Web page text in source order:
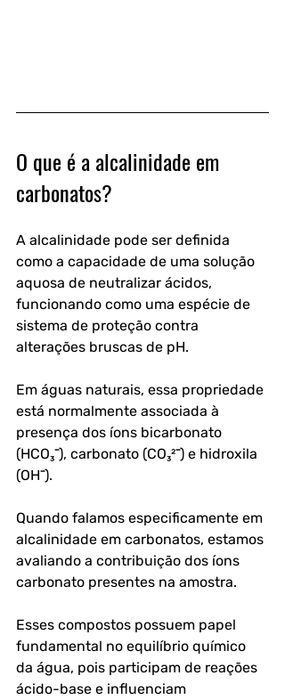
O que é a alcalinidade em
carbonatos?
A alcalinidade pode ser definida
como a capacidade de uma solução
aquosa de neutralizar ácidos,
funcionando como uma espécie de
sistema de proteção contra
alterações bruscas de pH.
Em águas naturais, essa propriedade
está normalmente associada à
presença dos íons bicarbonato
(HCO₃⁻), carbonato (CO₃²⁻) e hidroxila
(OH⁻).
Quando falamos especificamente em
alcalinidade em carbonatos, estamos
avaliando a contribuição dos íons
carbonato presentes na amostra.
Esses compostos possuem papel
fundamental no equilíbrio químico
da água, pois participam de reações
ácido-base e influenciam